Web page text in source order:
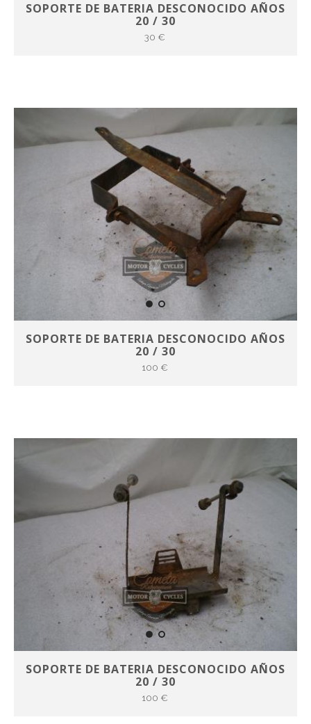
SOPORTE DE BATERIA DESCONOCIDO AÑOS
20 / 30
30 €
SOPORTE DE BATERIA DESCONOCIDO AÑOS
20 / 30
100 €
SOPORTE DE BATERIA DESCONOCIDO AÑOS
20 / 30
100 €